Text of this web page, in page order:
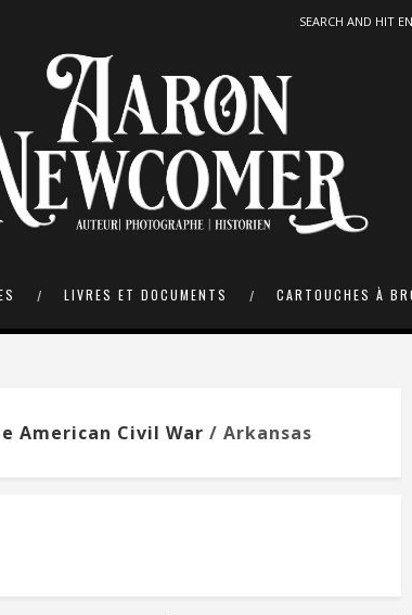
LIVRES ET DOCUMENTS CARTOUCHES À
American Civil War / Arkansas